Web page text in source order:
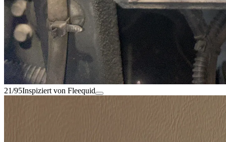
21/95Inspiziert von Fleequid